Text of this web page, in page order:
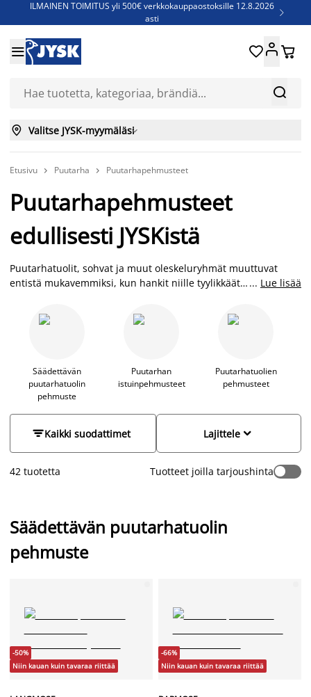
ILMAINEN TOIMITUS yli 500€ verkkokauppaostoksille 12.8.2026
asti

Jenkkisänkyjä - Säästä jopa 60%


 
 Valitse JYSK-myymäläsi
Etusivu  Puutarha  Puutarhapehmusteet
Puutarhapehmusteet
edullisesti JYSKistä
Puutarhatuolit, sohvat ja muut oleskeluryhmät muuttuvat
entistä mukavemmiksi, kun hankit niille tyylikkäät
ulkopehmusteita, joista löydät sopivat pehmusteet niin
korkea- ja matalaselkäiseen tuoliin, asentotuoliin, penkille
uudenlaista ilmettä ja värimaailmaa pihalle, puutarhaan,
terassille tai esimerkiksi parvekkeelle.
... Lue lisää
Säädettävän
puutarhatuolin
pehmuste
Puutarhan
istuinpehmusteet
Puutarhatuolien
pehmusteet
Kaikki suodattimet 
Lajittele
42 tuotetta Tuotteet joilla tarjoushinta
Säädettävän puutarhatuolin
pehmuste
-50%
Niin kauan kuin tavaraa riittää
-66%
Niin kauan kuin tavaraa riittää